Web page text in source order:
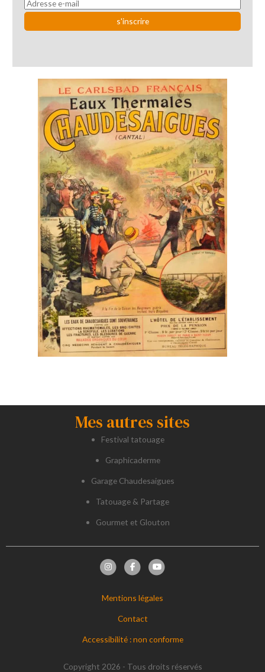
Mes autres sites
Festival tatouage
Graphicaderme
Garage Chaudesaigues
Tatouage & Partage
Gourmet et Glouton
Mentions légales
Contact
Accessibilité : non conforme
Copyright 2026 - Tous droits réservés